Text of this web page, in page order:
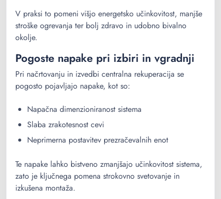
V praksi to pomeni višjo energetsko učinkovitost, manjše
stroške ogrevanja ter bolj zdravo in udobno bivalno
okolje.
Pogoste napake pri izbiri in vgradnji
Pri načrtovanju in izvedbi centralna rekuperacija se
pogosto pojavljajo napake, kot so:
Napačna dimenzioniranost sistema
Slaba zrakotesnost cevi
Neprimerna postavitev prezračevalnih enot
Te napake lahko bistveno zmanjšajo učinkovitost sistema,
zato je ključnega pomena strokovno svetovanje in
izkušena montaža.